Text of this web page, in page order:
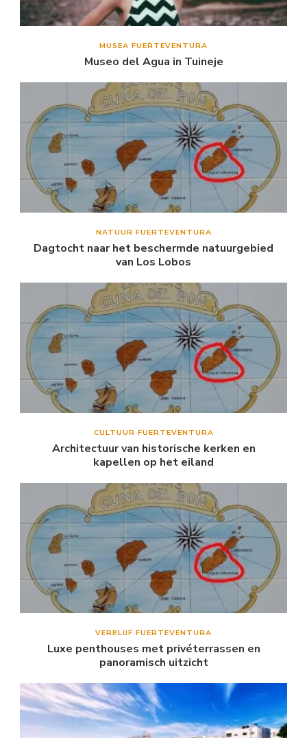
MUSEA FUERTEVENTURA
Museo del Agua in Tuineje
NATUUR FUERTEVENTURA
Dagtocht naar het beschermde natuurgebied
van Los Lobos
CULTUUR FUERTEVENTURA
Architectuur van historische kerken en
kapellen op het eiland
VERBLIJF FUERTEVENTURA
Luxe penthouses met privéterrassen en
panoramisch uitzicht